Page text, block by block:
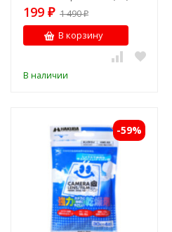
199 ₽ 1 490₽
В корзину
В наличии
-59%